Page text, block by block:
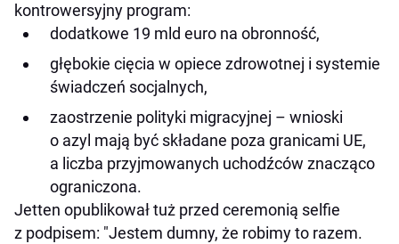
kontrowersyjny program:
dodatkowe 19 mld euro na obronność,
głębokie cięcia w opiece zdrowotnej i systemie
świadczeń socjalnych,
zaostrzenie polityki migracyjnej – wnioski
o azyl mają być składane poza granicami UE,
a liczba przyjmowanych uchodźców znacząco
ograniczona.
Jetten opublikował tuż przed ceremonią selfie
z podpisem: "Jestem dumny, że robimy to razem.